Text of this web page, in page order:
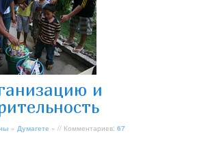
и
» Думагете » // Комментариев:67